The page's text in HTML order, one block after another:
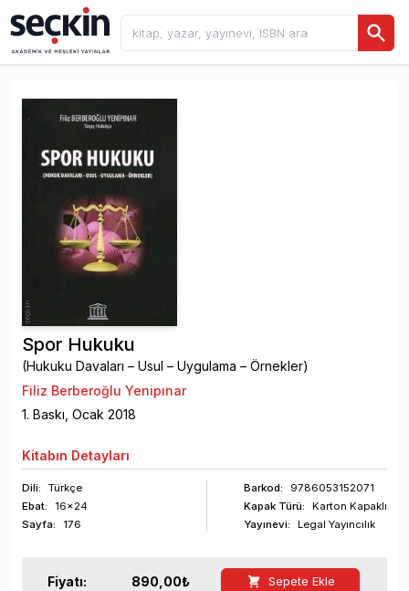
Spor Hukuku
(Hukuku Davaları – Usul – Uygulama – Örnekler)
Filiz Berberoğlu Yenipınar
1. Baskı, Ocak 2018
Kitabın Detayları
Dili:
Türkçe
Ebat:
16x24
Sayfa: 176
Barkod:
9786053152071
Kapak Türü:
Karton Kapaklı
Yayınevi:
Legal Yayıncılık
Fiyatı: 890,00₺ Sepete Ekle